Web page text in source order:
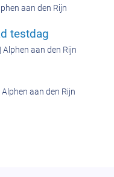
aan den Rijn
testdag
aan den Rijn
aan den Rijn